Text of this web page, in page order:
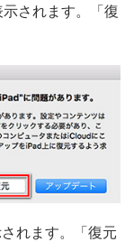
されます。「復
れます。「復元